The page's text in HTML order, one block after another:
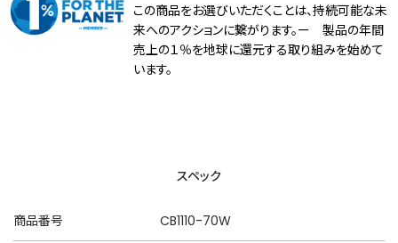
この商品をお選びいただくことは、持続可能な未
来へのアクションに繋がります。ー 製品の年間
売上の１％を地球に還元する取り組みを始めて
います。
スペック
商品番号 CB1110-70W